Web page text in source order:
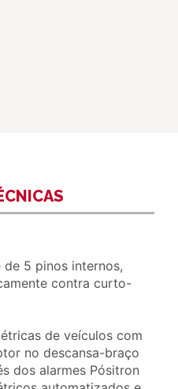
5 pinos internos,
contra curto-
de veículos com
no descansa-braço
dos alarmes Pósitron